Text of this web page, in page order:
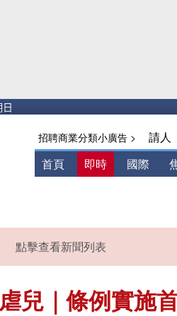
招聘商業分類小廣告 >
請人
首頁
即時 國際
點擊查看新聞列表
兒｜條例實施